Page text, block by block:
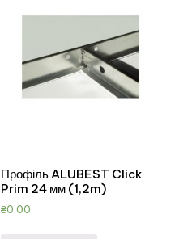
Профіль ALUBEST Click
Prim 24 мм (1,2m)
₴0.00